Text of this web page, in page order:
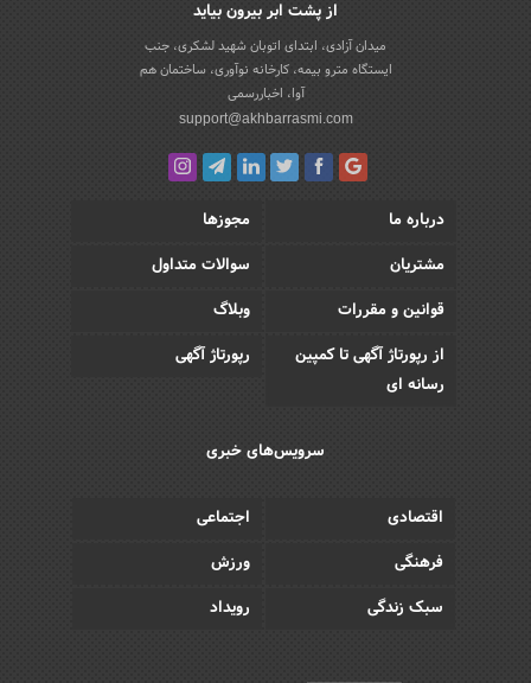
از پشت ابر بیرون بیاید
میدان آزادی، ابتدای اتوبان شهید لشکری، جنب
ایستگاه مترو بیمه، کارخانه نوآوری، ساختمان هم
آوا، اخباررسمی
support@akhbarrasmi.com
درباره ما
مجوزها
مشتریان
سوالات متداول
قوانین و مقررات
وبلاگ
از رپورتاژ آگهی تا کمپین
رسانه ای
رپورتاژ آگهی
سرویس‌های خبری
اقتصادی
اجتماعی
فرهنگی
ورزش
سبک زندگی
رویداد